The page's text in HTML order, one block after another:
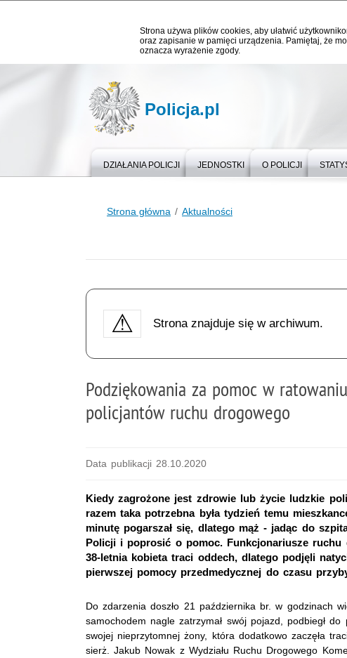
Strona używa plików cookies, aby ułatwić
oraz zapisanie w pamięci urządzenia. Pamiętaj, że
oznacza wyrażenie zgody.
Policja.pl
DZIAŁANIA POLICJI JEDNOSTKI O POLICJI
Strona główna Aktualności
Strona znajduje się w archiwum.
Podziękowania za pomoc w
policjantów ruchu drogowego
Data publikacji 28.10.2020
Kiedy zagrożone jest zdrowie lub życie ludzkie
razem taka potrzebna była tydzień temu
minutę pogarszał się, dlatego mąż - jadąc do
Policji i poprosić o pomoc. Funkcjonariusze ruchu
38-letnia kobieta traci oddech, dlatego podjęli
pierwszej pomocy przedmedycznej do czasu
Do zdarzenia doszło 21 października br. w godzinach
samochodem nagle zatrzymał swój pojazd, podbiegł
swojej nieprzytomnej żony, która dodatkowo zaczęła
sierż. Jakub Nowak z Wydziału Ruchu Drogowego